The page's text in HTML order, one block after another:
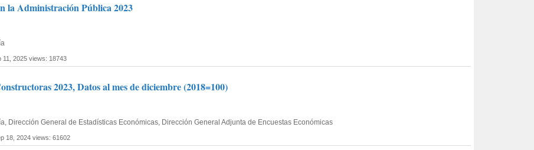
la Administración Pública 2023
11, 2025 views: 18743
2023, Datos al mes de diciembre (2018=100)
Dirección General de Estadísticas Económicas, Dirección General Adjunta de Encuestas Económicas
18, 2024 views: 61602